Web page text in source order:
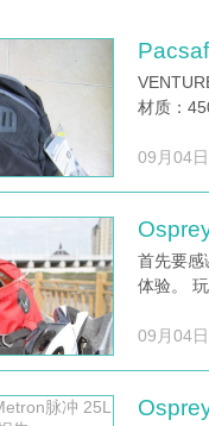
材质：
09月04日
首先要感
体验。
09月04日